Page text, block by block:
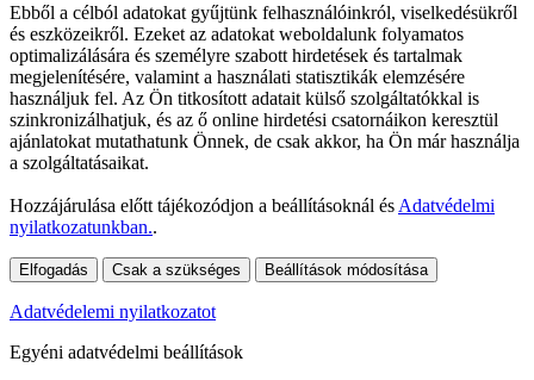
Ebből a célból adatokat gyűjtünk felhasználóinkról, viselkedésükről
és eszközeikről. Ezeket az adatokat weboldalunk folyamatos
optimalizálására és személyre szabott hirdetések és tartalmak
megjelenítésére, valamint a használati statisztikák elemzésére
használjuk fel. Az Ön titkosított adatait külső szolgáltatókkal is
szinkronizálhatjuk, és az ő online hirdetési csatornáikon keresztül
ajánlatokat mutathatunk Önnek, de csak akkor, ha Ön már használja
a szolgáltatásaikat.
Hozzájárulása előtt tájékozódjon a beállításoknál és Adatvédelmi
nyilatkozatunkban..
Elfogadás Csak a szükséges Beállítások módosítása
Adatvédelemi nyilatkozatot
Egyéni adatvédelmi beállítások